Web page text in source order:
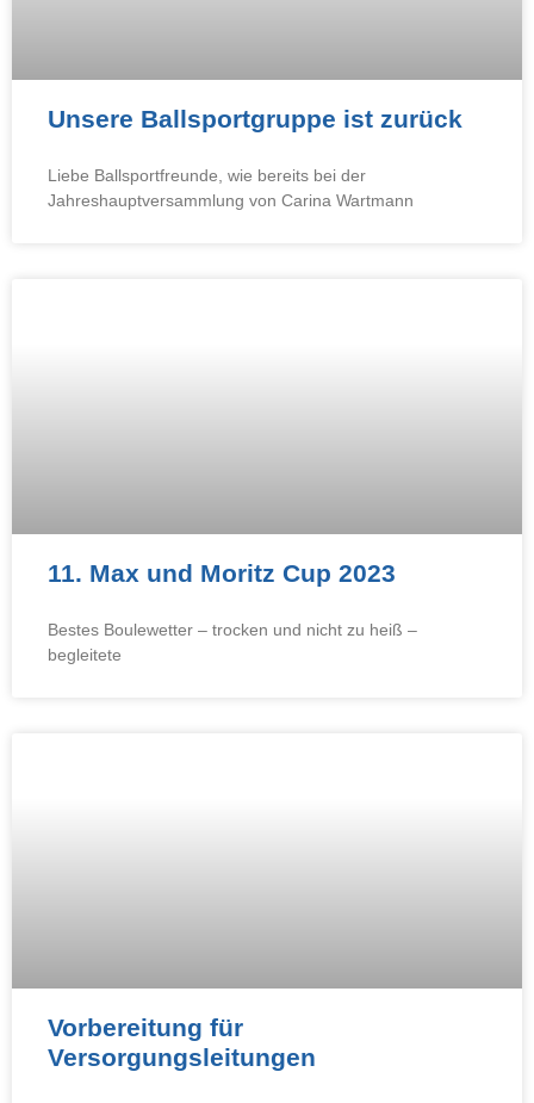
Unsere Ballsportgruppe ist zurück
Liebe Ballsportfreunde, wie bereits bei der
Jahreshauptversammlung von Carina Wartmann
11. Max und Moritz Cup 2023
Bestes Boulewetter – trocken und nicht zu heiß –
begleitete
Vorbereitung für
Versorgungsleitungen